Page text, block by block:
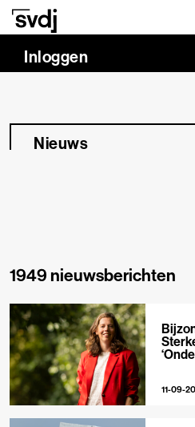
Naar hoofdinhoud
Inloggen
Nieuws
1949 nieuwsberichten
11-09-